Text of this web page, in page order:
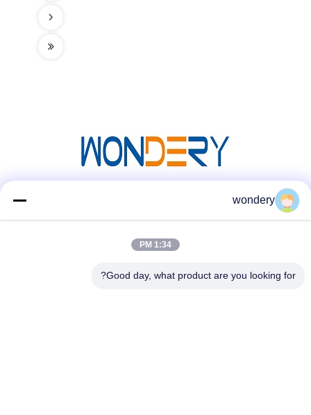
اتصل سريعًا
wondery
1:34 PM
Good day, what product are you looking for?